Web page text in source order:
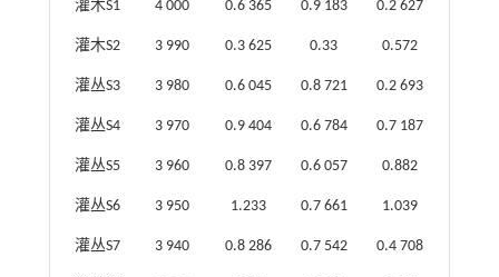
灌木S1 4 000 0.6 365 0.9 183 0.2 627
灌木S2 3 990 0.3 625 0.33 0.572
灌丛S3 3 980 0.6 045 0.8 721 0.2 693
灌丛S4 3 970 0.9 404 0.6 784 0.7 187
灌丛S5 3 960 0.8 397 0.6 057 0.882
灌丛S6 3 950 1.233 0.7 661 1.039
灌丛S7 3 940 0.8 286 0.7 542 0.4 708